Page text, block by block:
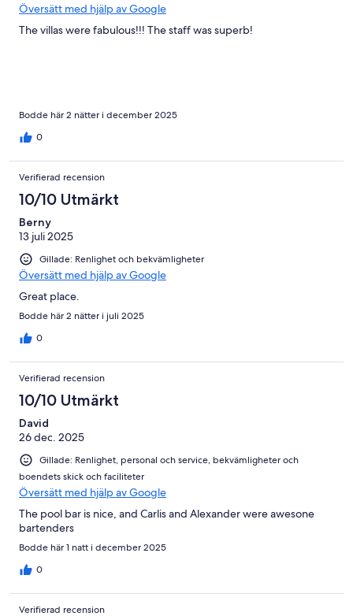
Översätt med hjälp av Google
The villas were fabulous!!! The staff was superb!
Bodde här 2 nätter i december 2025
0
Verifierad recension
10/10 Utmärkt
Berny
13 juli 2025
Gillade: Renlighet och bekvämligheter
Översätt med hjälp av Google
Great place.
Bodde här 2 nätter i juli 2025
0
Verifierad recension
10/10 Utmärkt
David
26 dec. 2025
Gillade: Renlighet, personal och service, bekvämligheter och
boendets skick och faciliteter
Översätt med hjälp av Google
The pool bar is nice, and Carlis and Alexander were awesone
bartenders
Bodde här 1 natt i december 2025
0
Verifierad recension